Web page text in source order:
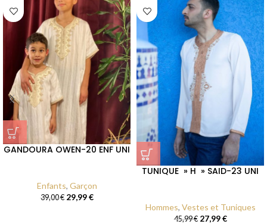
GANDOURA OWEN-20 ENF UNI
Enfants, Garçon
39,00€ 29,99€
TUNIQUE » H » SAID-23 UNI
Hommes, Vestes et Tuniques
45,99€ 27,99€